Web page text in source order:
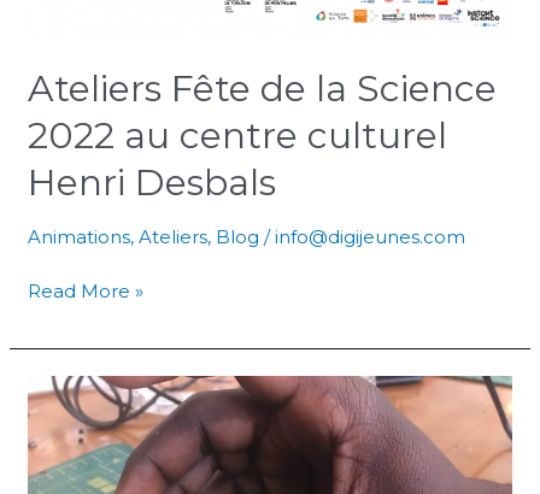
Ateliers Fête de la Science
2022 au centre culturel
Henri Desbals
Animations,Ateliers, Blog /info@digijeunes.com
Read More »
Ateliers
de
médiation
numérique